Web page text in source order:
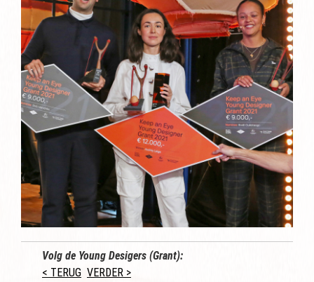
Volg de Young Desigers (Grant):
< TERUG VERDER >